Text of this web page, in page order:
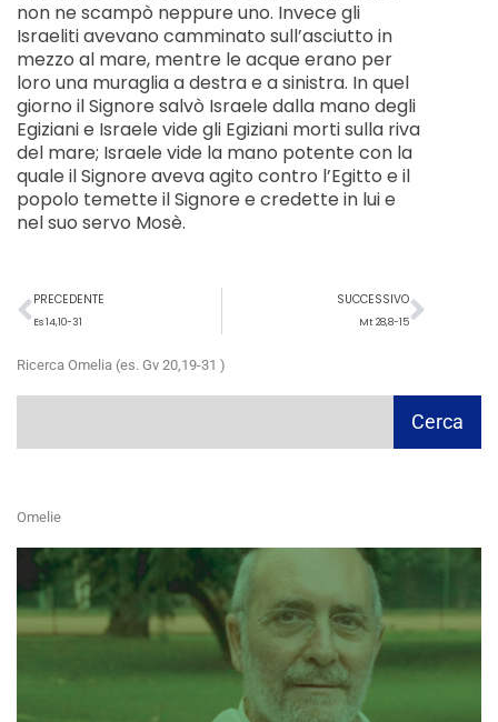
non ne scampò neppure uno. Invece gli
Israeliti avevano camminato sull’asciutto in
mezzo al mare, mentre le acque erano per
loro una muraglia a destra e a sinistra. In quel
giorno il Signore salvò Israele dalla mano degli
Egiziani e Israele vide gli Egiziani morti sulla riva
del mare; Israele vide la mano potente con la
quale il Signore aveva agito contro l’Egitto e il
popolo temette il Signore e credette in lui e
nel suo servo Mosè.
Precedente
PRECEDENTE
Es 14,10-31
SUCCESSIVO
Mt 28,8-15
Ricerca Omelia (es. Gv 20,19-31 )
Cerca
Omelie